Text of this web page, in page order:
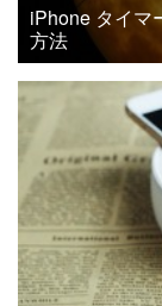
iPhone タイマ
方法